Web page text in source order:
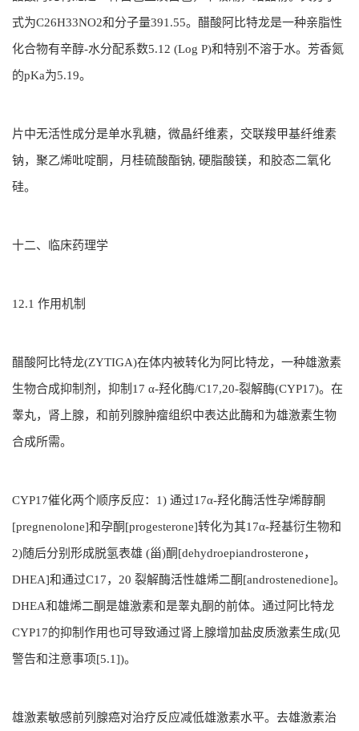
式为C26H33NO2和分子量391.55。醋酸阿比特龙是一种亲脂性
化合物有辛醇-水分配系数5.12 (Log P)和特别不溶于水。芳香氮
的pKa为5.19。
片中无活性成分是单水乳糖，微晶纤维素，交联羧甲基纤维素
钠，聚乙烯吡啶酮，月桂硫酸酯钠, 硬脂酸镁，和胶态二氧化
硅。
十二、临床药理学
12.1 作用机制
醋酸阿比特龙(ZYTIGA)在体内被转化为阿比特龙，一种雄激素
生物合成抑制剂，抑制17 α-羟化酶/C17,20-裂解酶(CYP17)。在
睾丸，肾上腺，和前列腺肿瘤组织中表达此酶和为雄激素生物
合成所需。
CYP17催化两个顺序反应：1) 通过17α-羟化酶活性孕烯醇酮
[pregnenolone]和孕酮[progesterone]转化为其17α-羟基衍生物和
2)随后分别形成脱氢表雄 (甾)酮[dehydroepiandrosterone，
DHEA]和通过C17，20 裂解酶活性雄烯二酮[androstenedione]。
DHEA和雄烯二酮是雄激素和是睾丸酮的前体。通过阿比特龙
CYP17的抑制作用也可导致通过肾上腺增加盐皮质激素生成(见
警告和注意事项[5.1])。
雄激素敏感前列腺癌对治疗反应减低雄激素水平。去雄激素治